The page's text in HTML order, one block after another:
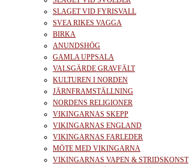
SLAGET VID FYRISVALL
SVEA RIKES VAGGA
BIRKA
ANUNDSHÖG
GAMLA UPPSALA
VALSGÄRDE GRAVFÄLT
KULTUREN I NORDEN
JÄRNFRAMSTÄLLNING
NORDENS RELIGIONER
VIKINGARNAS SKEPP
VIKINGARNAS ENGLAND
VIKINGARNAS FARLEDER
MÖTE MED VIKINGARNA
VIKINGARNAS VAPEN & STRIDSKONST